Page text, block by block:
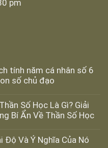
pm
tính năm cá nhân số 6
số chủ đạo
Số Học Là Gì? Giải
Bí Ẩn Về Thần Số Học
Độ Và Ý Nghĩa Của Nó